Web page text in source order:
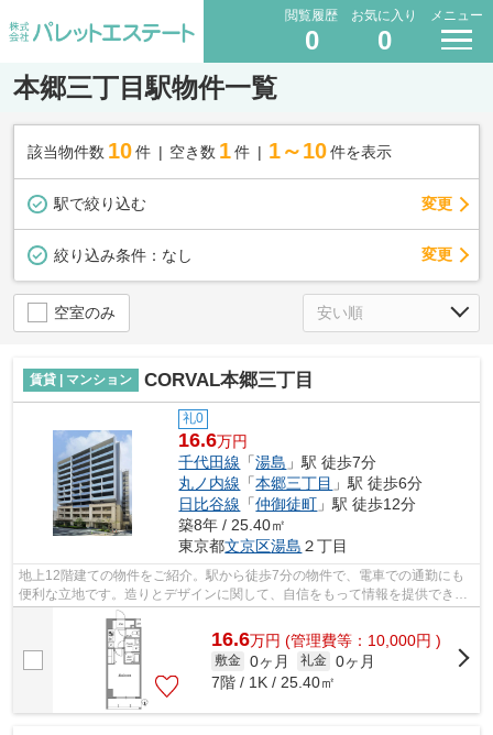
閲覧履歴
0
お気に入り
0
メニュー
本郷三丁目駅物件一覧
該当物件数 10件 空き数 1 件 1～10 件を表示
駅で絞り込む 変更
絞り込み条件： なし 変更
空室のみ
賃貸 | マンション CORVAL本郷三丁目
礼0
16.6万円
千代田線 「湯島 」駅 徒歩7分
丸ノ内線 「本郷三丁目 」駅 徒歩6分
日比谷線 「仲御徒町 」駅 徒歩12分
築8年 / 25.40㎡
東京都文京区湯島 ２丁目
地上12階建ての物件をご紹介。駅から徒歩7分の物件で、電車での通勤にも
便利な立地です。造りとデザインに関して、自信をもって情報を提供できる
マンションです。こちらはエレベーター...
16.6万円 (管理費等：10,000円 )
敷金 0ヶ月 礼金 0ヶ月
7階 / 1K / 25.40㎡